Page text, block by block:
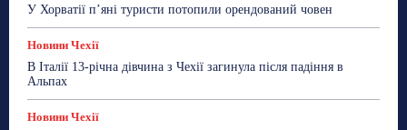
У Хорватії пʼяні туристи потопили орендований човен
Новини Чехії
В Італії 13-річна дівчина з Чехії загинула після падіння в
Альпах
Новини Чехії